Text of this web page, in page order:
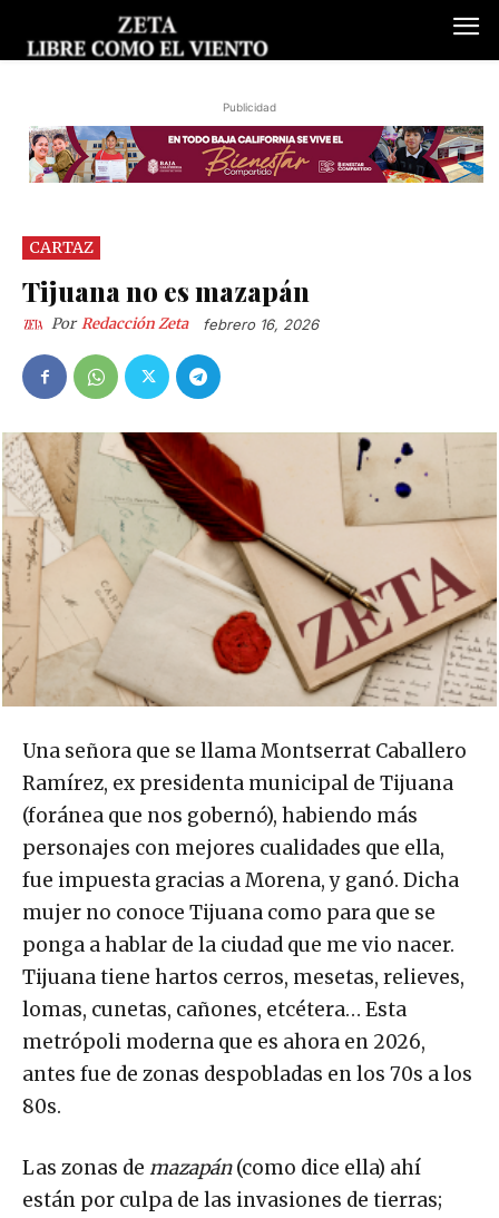
Publicidad
CARTAZ
Tijuana no es mazapán
Por Redacción Zeta febrero 16, 2026
Una señora que se llama Montserrat Caballero
Ramírez, ex presidenta municipal de Tijuana
(foránea que nos gobernó), habiendo más
personajes con mejores cualidades que ella,
fue impuesta gracias a Morena, y ganó. Dicha
mujer no conoce Tijuana como para que se
ponga a hablar de la ciudad que me vio nacer.
Tijuana tiene hartos cerros, mesetas, relieves,
lomas, cunetas, cañones, etcétera… Esta
metrópoli moderna que es ahora en 2026,
antes fue de zonas despobladas en los 70s a los
80s.
Las zonas de mazapán(como dice ella) ahí
están por culpa de las invasiones de tierras;